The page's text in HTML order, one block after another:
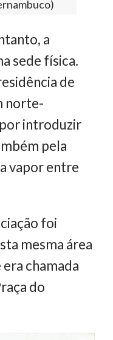
a
sede física.
de
norte-
introduzir
pela
vapor entre
foi
mesma área
chamada
do